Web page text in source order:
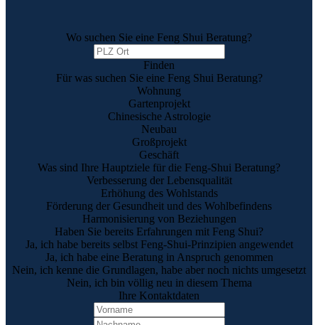
Wo suchen Sie eine Feng Shui Beratung?
Finden
Für was suchen Sie eine Feng Shui Beratung?
Wohnung
Gartenprojekt
Chinesische Astrologie
Neubau
Großprojekt
Geschäft
Was sind Ihre Hauptziele für die Feng-Shui Beratung?
Verbesserung der Lebensqualität
Erhöhung des Wohlstands
Förderung der Gesundheit und des Wohlbefindens
Harmonisierung von Beziehungen
Haben Sie bereits Erfahrungen mit Feng Shui?
Ja, ich habe bereits selbst Feng-Shui-Prinzipien angewendet
Ja, ich habe eine Beratung in Anspruch genommen
Nein, ich kenne die Grundlagen, habe aber noch nichts umgesetzt
Nein, ich bin völlig neu in diesem Thema
Ihre Kontaktdaten